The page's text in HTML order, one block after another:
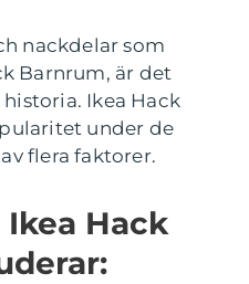
nackdelar som
Barnrum, är det
Ikea Hack
under de
flera faktorer.
Hack